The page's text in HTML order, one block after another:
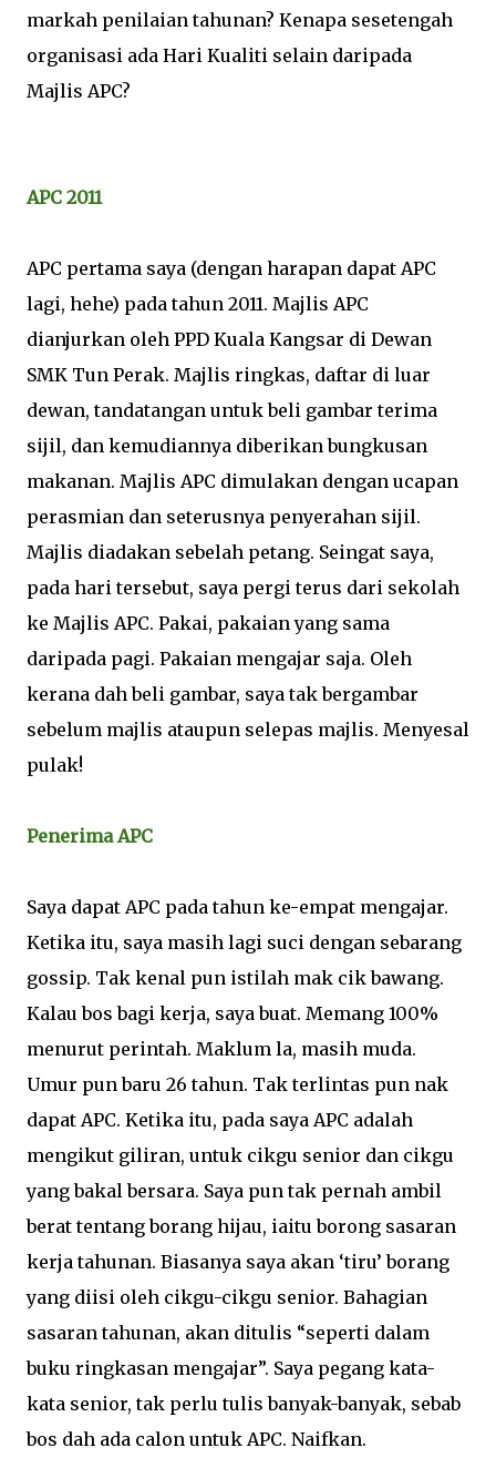
markah penilaian tahunan? Kenapa sesetengah
organisasi ada Hari Kualiti selain daripada
Majlis APC?
APC 2011
APC pertama saya (dengan harapan dapat APC
lagi, hehe) pada tahun 2011. Majlis APC
dianjurkan oleh PPD Kuala Kangsar di Dewan
SMK Tun Perak. Majlis ringkas, daftar di luar
dewan, tandatangan untuk beli gambar terima
sijil, dan kemudiannya diberikan bungkusan
makanan. Majlis APC dimulakan dengan ucapan
perasmian dan seterusnya penyerahan sijil.
Majlis diadakan sebelah petang. Seingat saya,
pada hari tersebut, saya pergi terus dari sekolah
ke Majlis APC. Pakai, pakaian yang sama
daripada pagi. Pakaian mengajar saja. Oleh
kerana dah beli gambar, saya tak bergambar
sebelum majlis ataupun selepas majlis. Menyesal
pulak!
Penerima APC
Saya dapat APC pada tahun ke-empat mengajar.
Ketika itu, saya masih lagi suci dengan sebarang
gossip. Tak kenal pun istilah mak cik bawang.
Kalau bos bagi kerja, saya buat. Memang 100%
menurut perintah. Maklum la, masih muda.
Umur pun baru 26 tahun. Tak terlintas pun nak
dapat APC. Ketika itu, pada saya APC adalah
mengikut giliran, untuk cikgu senior dan cikgu
yang bakal bersara. Saya pun tak pernah ambil
berat tentang borang hijau, iaitu borong sasaran
kerja tahunan. Biasanya saya akan ‘tiru’ borang
yang diisi oleh cikgu-cikgu senior. Bahagian
sasaran tahunan, akan ditulis “seperti dalam
buku ringkasan mengajar”. Saya pegang kata-
kata senior, tak perlu tulis banyak-banyak, sebab
bos dah ada calon untuk APC. Naifkan.